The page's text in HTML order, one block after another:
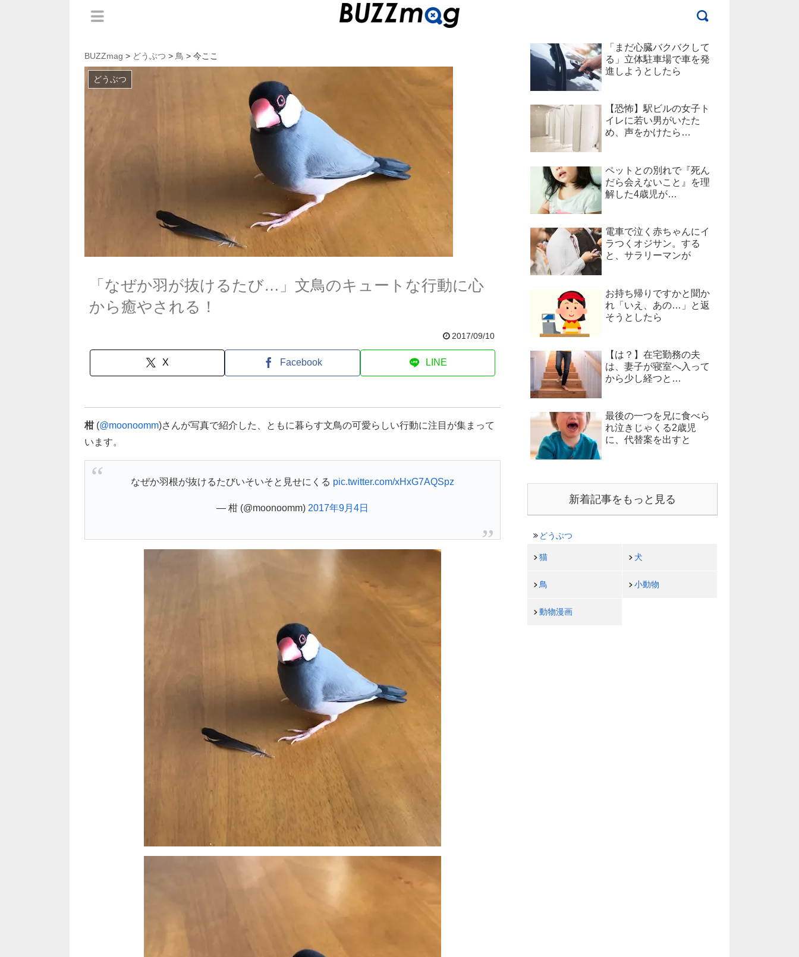
BUZZmag > どうぶつ > 鳥 > 今ここ
どうぶつ
「なぜか羽が抜けるたび…」文鳥のキュートな行動に心
から癒やされる！
2017/09/10
X Facebook LINE
柑(@moonoomm)さんが写真で紹介した、ともに暮らす文鳥の可愛らしい行動に注目が集まって
います。
なぜか羽根が抜けるたびいそいそと見せにくる pic.twitter.com/xHxG7AQSpz
— 柑 (@moonoomm) 2017年9月4日
「まだ心臓バクバクして
る」立体駐車場で車を発
進しようとしたら
【恐怖】駅ビルの女子ト
イレに若い男がいたた
め、声をかけたら…
ペットとの別れで『死ん
だら会えないこと』を理
解した4歳児が…
電車で泣く赤ちゃんにイ
ラつくオジサン。する
と、サラリーマンが
お持ち帰りですかと聞か
れ「いえ、あの…」と返
そうとしたら
【は？】在宅勤務の夫
は、妻子が寝室へ入って
から少し経つと…
最後の一つを兄に食べら
れ泣きじゃくる2歳児
に、代替案を出すと
新着記事をもっと見る
どうぶつ
猫 犬
鳥 小動物
動物漫画